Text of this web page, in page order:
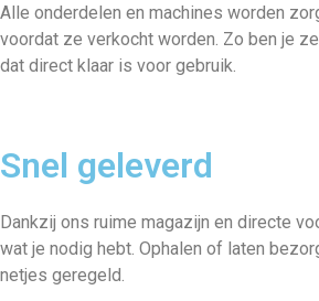
Alle onderdelen en machines worden
voordat ze verkocht worden. Zo ben je
dat direct klaar is voor gebruik.
Snel geleverd
Dankzij ons ruime magazijn en directe
wat je nodig hebt. Ophalen of laten
netjes geregeld.